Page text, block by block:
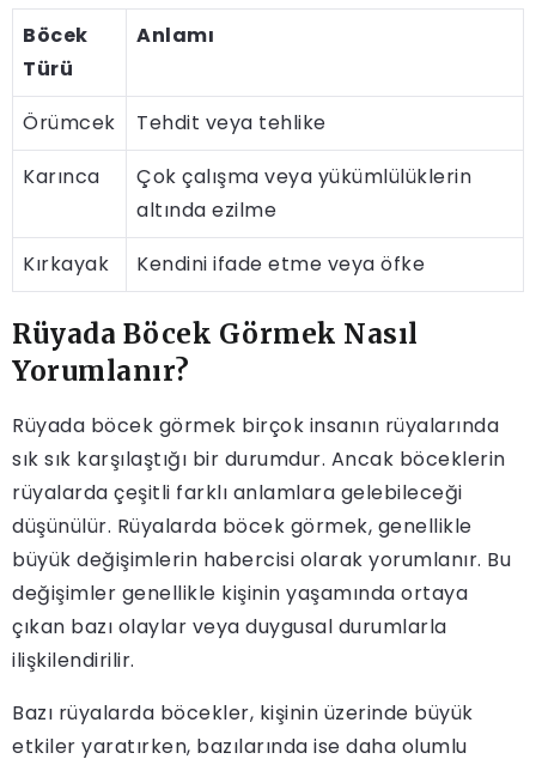
Böcek
Türü
Anlamı
Örümcek
Tehdit veya tehlike
Karınca
Çok çalışma veya yükümlülüklerin
altında ezilme
Kırkayak
Kendini ifade etme veya öfke
Rüyada Böcek Görmek Nasıl
Yorumlanır?
Rüyada böcek görmek birçok insanın rüyalarında
sık sık karşılaştığı bir durumdur. Ancak böceklerin
rüyalarda çeşitli farklı anlamlara gelebileceği
düşünülür. Rüyalarda böcek görmek, genellikle
büyük değişimlerin habercisi olarak yorumlanır. Bu
değişimler genellikle kişinin yaşamında ortaya
çıkan bazı olaylar veya duygusal durumlarla
ilişkilendirilir.
Bazı rüyalarda böcekler, kişinin üzerinde büyük
etkiler yaratırken, bazılarında ise daha olumlu